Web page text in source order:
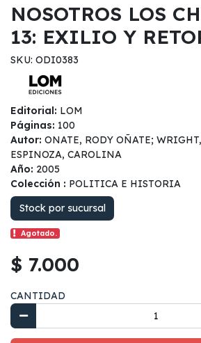
NOSOTROS LOS
13: EXILIO Y
SKU: ODI0383
Editorial: LOM
Páginas: 100
Autor: ONATE, RODY OÑATE;
ESPINOZA, CAROLINA
Año: 2005
Colección : POLITICA E HISTORIA
Stock por sucursal
Agotado.
$ 7.000
CANTIDAD